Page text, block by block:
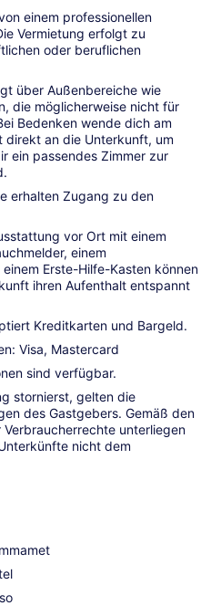
einem professionellen
Vermietung erfolgt zu
oder beruflichen
über Außenbereiche wie
die möglicherweise nicht für
Bedenken wende dich am
direkt an die Unterkunft, um
ein passendes Zimmer zur
erhalten Zugang zu den
vor Ort mit einem
einem
Erste-Hilfe-Kasten können
ihren Aufenthalt entspannt
Kreditkarten und Bargeld.
Visa, Mastercard
sind verfügbar.
stornierst, gelten die
des Gastgebers. Gemäß den
Verbraucherrechte unterliegen
nicht dem